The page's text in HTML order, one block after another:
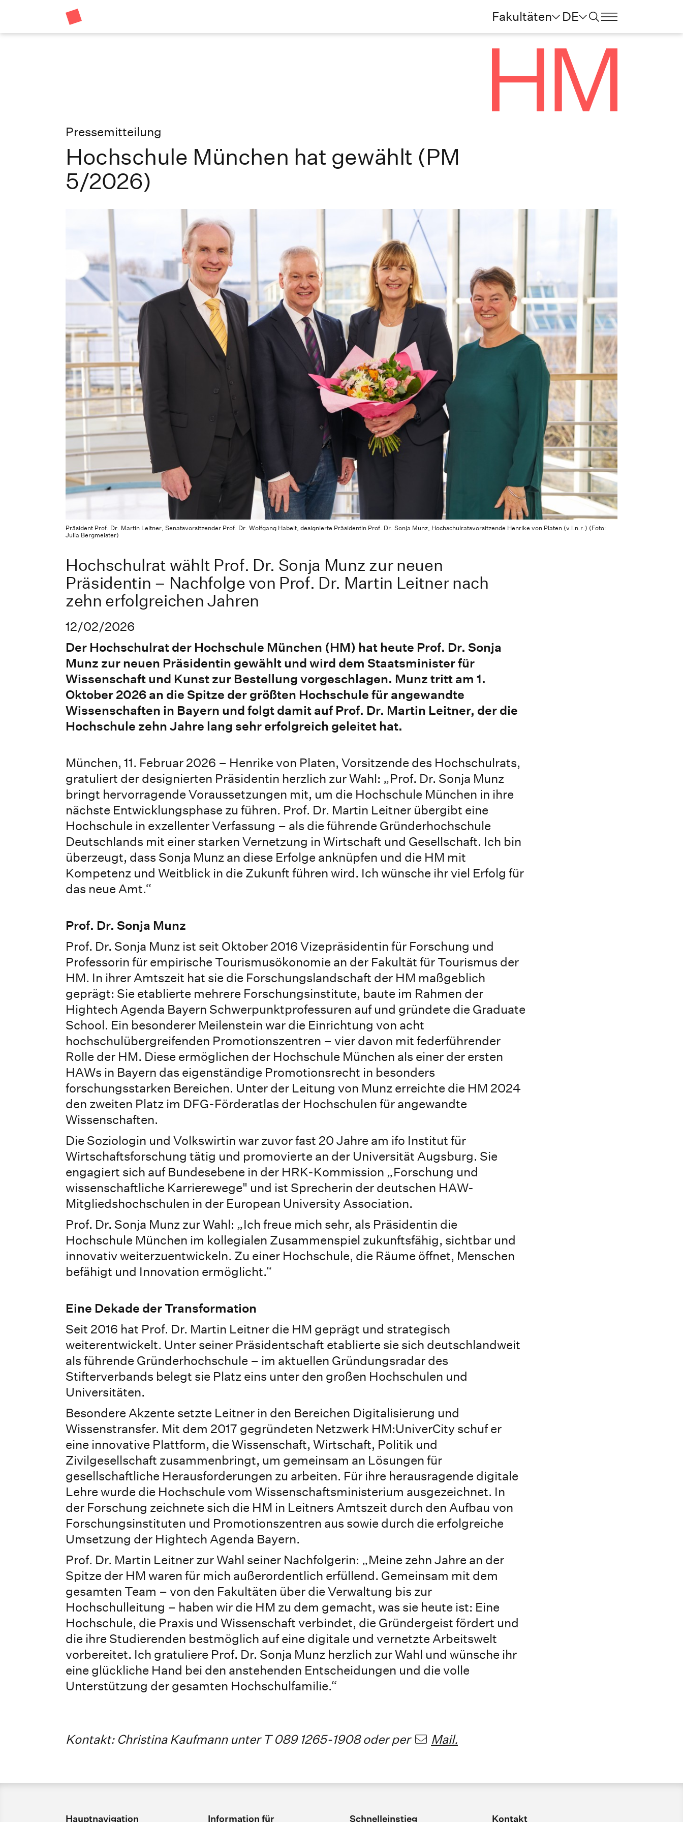
Fakultäten DE
Pressemitteilung
Hochschule München hat gewählt (PM
5/2026)
Präsident Prof. Dr. Martin Leitner, Senatsvorsitzender Prof. Dr. Wolfgang Habelt, designierte Präsidentin Prof. Dr. Sonja Munz, Hochschulratsvorsitzende Henrike von Platen (v.l.n.r.) (Foto:
Julia Bergmeister)
Hochschulrat wählt Prof. Dr. Sonja Munz zur neuen
Präsidentin – Nachfolge von Prof. Dr. Martin Leitner nach
zehn erfolgreichen Jahren
12/02/2026
Der Hochschulrat der Hochschule München (HM) hat heute Prof. Dr. Sonja
Munz zur neuen Präsidentin gewählt und wird dem Staatsminister für
Wissenschaft und Kunst zur Bestellung vorgeschlagen. Munz tritt am 1.
Oktober 2026 an die Spitze der größten Hochschule für angewandte
Wissenschaften in Bayern und folgt damit auf Prof. Dr. Martin Leitner, der die
Hochschule zehn Jahre lang sehr erfolgreich geleitet hat.
München, 11. Februar 2026 – Henrike von Platen, Vorsitzende des Hochschulrats,
gratuliert der designierten Präsidentin herzlich zur Wahl: „Prof. Dr. Sonja Munz
bringt hervorragende Voraussetzungen mit, um die Hochschule München in ihre
nächste Entwicklungsphase zu führen. Prof. Dr. Martin Leitner übergibt eine
Hochschule in exzellenter Verfassung – als die führende Gründerhochschule
Deutschlands mit einer starken Vernetzung in Wirtschaft und Gesellschaft. Ich bin
überzeugt, dass Sonja Munz an diese Erfolge anknüpfen und die HM mit
Kompetenz und Weitblick in die Zukunft führen wird. Ich wünsche ihr viel Erfolg für
das neue Amt.“
Prof. Dr. Sonja Munz
Prof. Dr. Sonja Munz ist seit Oktober 2016 Vizepräsidentin für Forschung und
Professorin für empirische Tourismusökonomie an der Fakultät für Tourismus der
HM. In ihrer Amtszeit hat sie die Forschungslandschaft der HM maßgeblich
geprägt: Sie etablierte mehrere Forschungsinstitute, baute im Rahmen der
Hightech Agenda Bayern Schwerpunktprofessuren auf und gründete die Graduate
School. Ein besonderer Meilenstein war die Einrichtung von acht
hochschulübergreifenden Promotionszentren – vier davon mit federführender
Rolle der HM. Diese ermöglichen der Hochschule München als einer der ersten
HAWs in Bayern das eigenständige Promotionsrecht in besonders
forschungsstarken Bereichen. Unter der Leitung von Munz erreichte die HM 2024
den zweiten Platz im DFG-Förderatlas der Hochschulen für angewandte
Wissenschaften.
Die Soziologin und Volkswirtin war zuvor fast 20 Jahre am ifo Institut für
Wirtschaftsforschung tätig und promovierte an der Universität Augsburg. Sie
engagiert sich auf Bundesebene in der HRK-Kommission „Forschung und
wissenschaftliche Karrierewege" und ist Sprecherin der deutschen HAW-
Mitgliedshochschulen in der European University Association.
Prof. Dr. Sonja Munz zur Wahl: „Ich freue mich sehr, als Präsidentin die
Hochschule München im kollegialen Zusammenspiel zukunftsfähig, sichtbar und
innovativ weiterzuentwickeln. Zu einer Hochschule, die Räume öffnet, Menschen
befähigt und Innovation ermöglicht.“
Eine Dekade der Transformation
Seit 2016 hat Prof. Dr. Martin Leitner die HM geprägt und strategisch
weiterentwickelt. Unter seiner Präsidentschaft etablierte sie sich deutschlandweit
als führende Gründerhochschule – im aktuellen Gründungsradar des
Stifterverbands belegt sie Platz eins unter den großen Hochschulen und
Universitäten.
Besondere Akzente setzte Leitner in den Bereichen Digitalisierung und
Wissenstransfer. Mit dem 2017 gegründeten Netzwerk HM:UniverCity schuf er
eine innovative Plattform, die Wissenschaft, Wirtschaft, Politik und
Zivilgesellschaft zusammenbringt, um gemeinsam an Lösungen für
gesellschaftliche Herausforderungen zu arbeiten. Für ihre herausragende digitale
Lehre wurde die Hochschule vom Wissenschaftsministerium ausgezeichnet. In
der Forschung zeichnete sich die HM in Leitners Amtszeit durch den Aufbau von
Forschungsinstituten und Promotionszentren aus sowie durch die erfolgreiche
Umsetzung der Hightech Agenda Bayern.
Prof. Dr. Martin Leitner zur Wahl seiner Nachfolgerin: „Meine zehn Jahre an der
Spitze der HM waren für mich außerordentlich erfüllend. Gemeinsam mit dem
gesamten Team – von den Fakultäten über die Verwaltung bis zur
Hochschulleitung – haben wir die HM zu dem gemacht, was sie heute ist: Eine
Hochschule, die Praxis und Wissenschaft verbindet, die Gründergeist fördert und
die ihre Studierenden bestmöglich auf eine digitale und vernetzte Arbeitswelt
vorbereitet. Ich gratuliere Prof. Dr. Sonja Munz herzlich zur Wahl und wünsche ihr
eine glückliche Hand bei den anstehenden Entscheidungen und die volle
Unterstützung der gesamten Hochschulfamilie.“
Kontakt: Christina Kaufmann unter T 089 1265-1908 oder per Mail.
Hauptnavigation Information für Schnelleinstieg Kontakt